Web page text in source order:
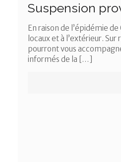
Suspension
En raison de l’épidémie
locaux et à l’extérieur.
pourront vous
informés de la […]